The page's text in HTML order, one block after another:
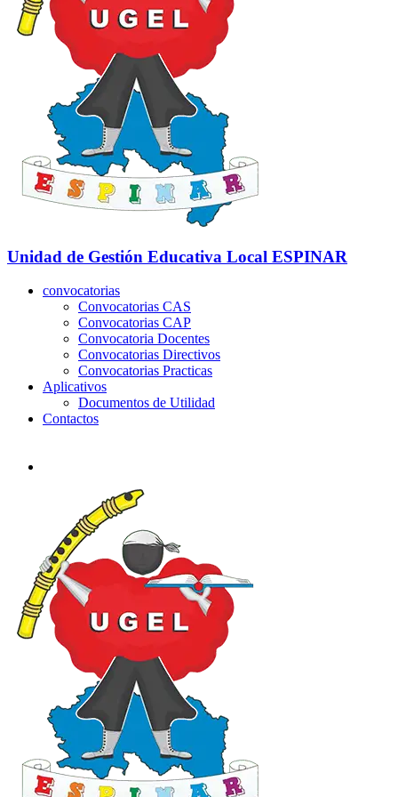
Unidad de Gestión Educativa Local ESPINAR
convocatorias
Convocatorias CAS
Convocatorias CAP
Convocatoria Docentes
Convocatorias Directivos
Convocatorias Practicas
Aplicativos
Documentos de Utilidad
Contactos